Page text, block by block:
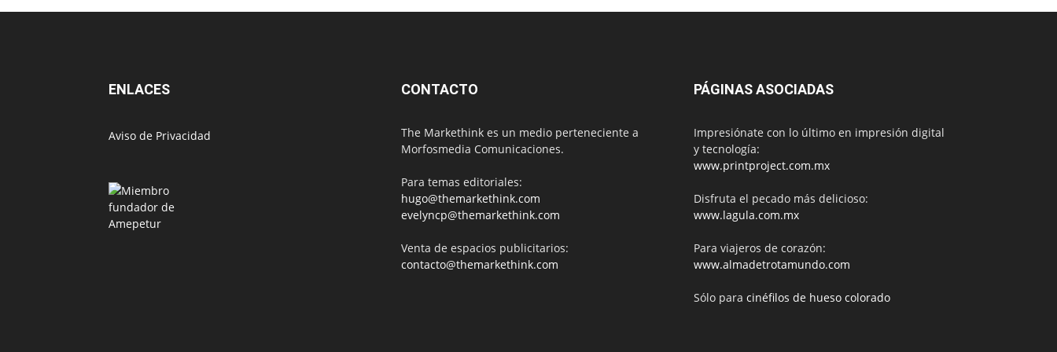
ENLACES
Aviso de Privacidad
CONTACTO
The Markethink es un medio perteneciente a
Morfosmedia Comunicaciones.
Para temas editoriales:
hugo@themarkethink.com
evelyncp@themarkethink.com
Venta de espacios publicitarios:
contacto@themarkethink.com
PÁGINAS ASOCIADAS
Impresiónate con lo último en impresión digital
y tecnología:
www.printproject.com.mx
Disfruta el pecado más delicioso:
www.lagula.com.mx
Para viajeros de corazón:
www.almadetrotamundo.com
Sólo para cinéfilos de hueso colorado